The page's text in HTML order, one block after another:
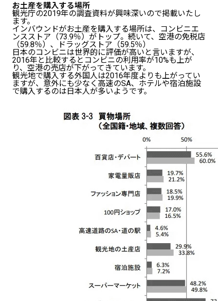
お土産を購入する場所
観光庁の2019年の調査資料が興味深いので掲載いたし
ます。
インバウンドがお土産を購入する場所は、コンビニエ
ンスストア（73.9％）がトップ。続いて、空港の免税店
（59.8％）、ドラッグストア（59.5％）
日本のコンビニは世界的に評価が高いと言いますが、
2016年と比較するとコンビニの利用率が10%も上が
り、空港の売店が下がってきています。
観光地で購入する外国人は2016年度よりも上がってい
ますが、意外にも少なく高速のSA、ホテルや宿泊施設
で購入するのは日本人が多いようです。